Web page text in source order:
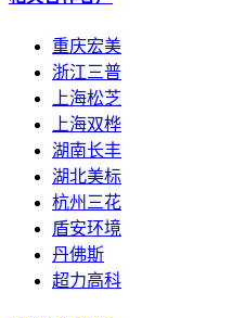
重庆宏美
浙江三普
上海松芝
上海双桦
湖南长丰
湖北美标
杭州三花
盾安环境
丹佛斯
超力高科